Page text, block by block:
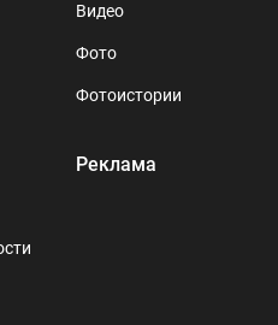
Видео
Фото
Фотоистории
Реклама